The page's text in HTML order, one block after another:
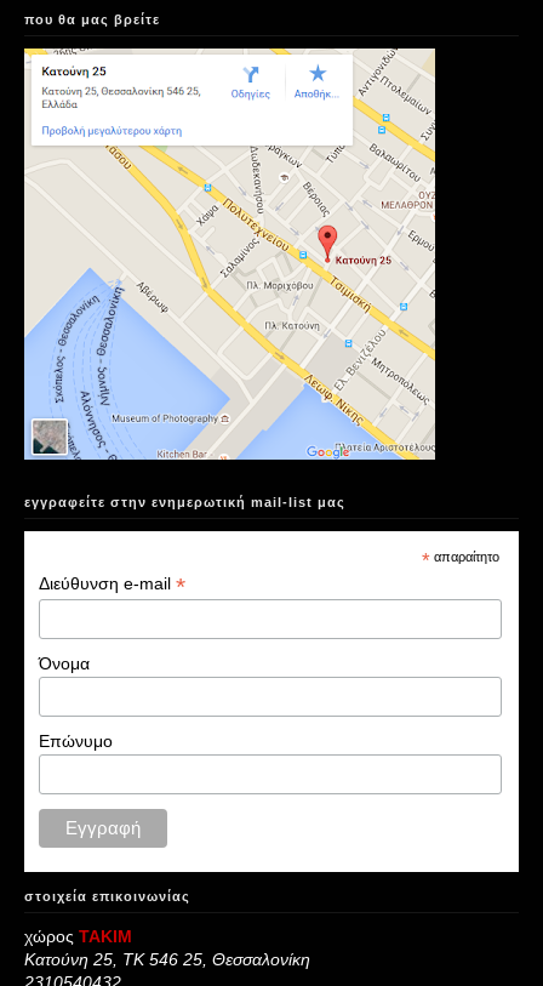
που θα μας βρείτε
εγγραφείτε στην ενημερωτική mail-list μας
* απαραίτητο
Διεύθυνση e-mail*
Όνομα
Επώνυμο
στοιχεία επικοινωνίας
χώρος ΤΑΚΙΜ
Κατούνη 25, ΤΚ 546 25, Θεσσαλονίκη
2310540432